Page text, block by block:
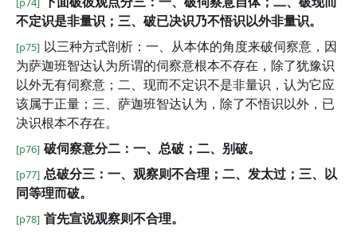
不定识是非量识；三、破已决识乃不悟识以外非量识。
[p75] 以三种方式剖析：一、从本体的角度来破伺察意，因
为萨迦班智达认为所谓的伺察意根本不存在，除了犹豫识
以外无有伺察意；二、现而不定识不是非量识，认为它应
该属于正量；三、萨迦班智达认为，除了不悟识以外，已
决识根本不存在。
[p76] 破伺察意分二：一、总破；二、别破。
[p77] 总破分三：一、观察则不合理；二、发太过；三、以
同等理而破。
[p78] 首先宣说观察则不合理。